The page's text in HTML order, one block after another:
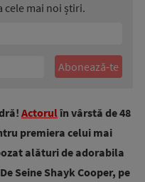
cele mai noi știri.
Actorulîn vârstă de 48
premiera celui mai
alături de adorabila
Seine Shayk Cooper, pe